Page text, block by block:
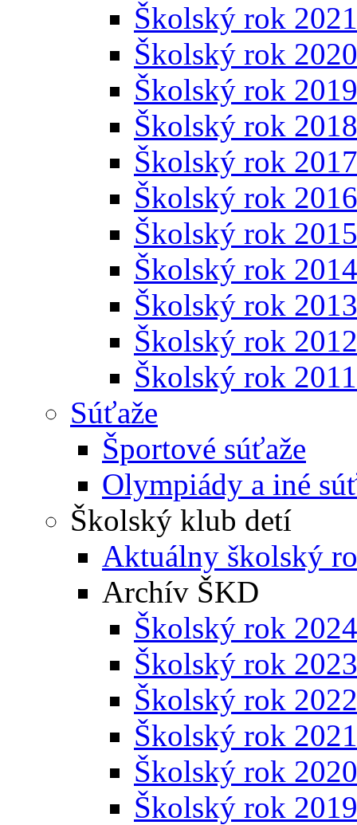
Školský rok
Školský rok
Školský rok
Školský rok
Školský rok
Školský rok
Školský rok
Školský rok
Školský rok
Školský rok
Školský rok
Súťaže
Športové súťaže
Olympiády a iné
Školský klub detí
Aktuálny školský
Archív ŠKD
Školský rok
Školský rok
Školský rok
Školský rok
Školský rok
Školský rok